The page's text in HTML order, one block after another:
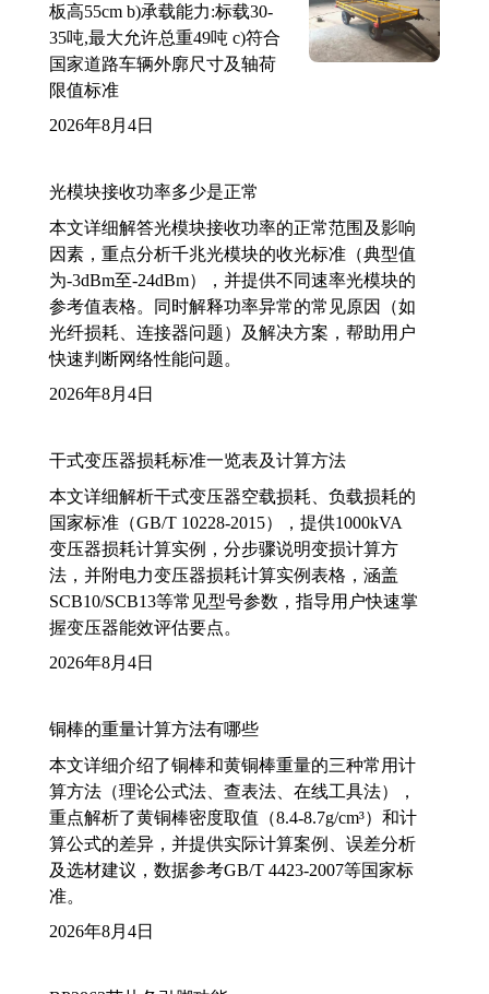
板高55cm b)承载能力:标载30-
35吨,最大允许总重49吨 c)符合
国家道路车辆外廓尺寸及轴荷
限值标准
2026年8月4日
光模块接收功率多少是正常
本文详细解答光模块接收功率的正常范围及影响
因素，重点分析千兆光模块的收光标准（典型值
为-3dBm至-24dBm），并提供不同速率光模块的
参考值表格。同时解释功率异常的常见原因（如
光纤损耗、连接器问题）及解决方案，帮助用户
快速判断网络性能问题。
2026年8月4日
干式变压器损耗标准一览表及计算方法
本文详细解析干式变压器空载损耗、负载损耗的
国家标准（GB/T 10228-2015），提供1000kVA
变压器损耗计算实例，分步骤说明变损计算方
法，并附电力变压器损耗计算实例表格，涵盖
SCB10/SCB13等常见型号参数，指导用户快速掌
握变压器能效评估要点。
2026年8月4日
铜棒的重量计算方法有哪些
本文详细介绍了铜棒和黄铜棒重量的三种常用计
算方法（理论公式法、查表法、在线工具法），
重点解析了黄铜棒密度取值（8.4-8.7g/cm³）和计
算公式的差异，并提供实际计算案例、误差分析
及选材建议，数据参考GB/T 4423-2007等国家标
准。
2026年8月4日